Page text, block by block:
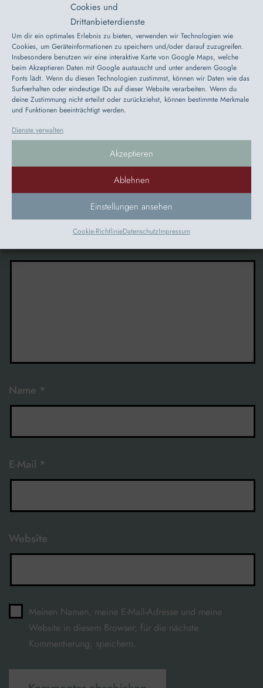
Cookies und
Drittanbieterdienste
Um dir ein optimales Erlebnis zu bieten, verwenden wir Technologien wie
Cookies, um Geräteinformationen zu speichern und/oder darauf zuzugreifen.
Insbesondere benutzen wir eine interaktive Karte von Google Maps, welche
beim Akzeptieren Daten mit Google austauscht und unter anderem Google
Fonts lädt. Wenn du diesen Technologien zustimmst, können wir Daten wie das
Surfverhalten oder eindeutige IDs auf dieser Website verarbeiten. Wenn du
deine Zustimmung nicht erteilst oder zurückziehst, können bestimmte Merkmale
und Funktionen beeinträchtigt werden.
Dienste verwalten
Akzeptieren
Ablehnen
Einstellungen ansehen
Cookie-RichtlinieDatenschutzImpressum
Veröffentlicht amOktober 5, 2025
Justus Schütze
Kategorisiert inVeranstaltung
Verschlagwortet mitDJ,electronic beats,Techno
SCHREIBE EINEN
KOMMENTAR
Deine E-Mail-Adresse wird nicht veröffentlicht.
Felder sind mit*markiert
Kommentar*
Name *
E-Mail *
Website
Meinen Namen, meine E-Mail-Adresse und meine
Website in diesem Browser, für die nächste
Kommentierung, speichern.